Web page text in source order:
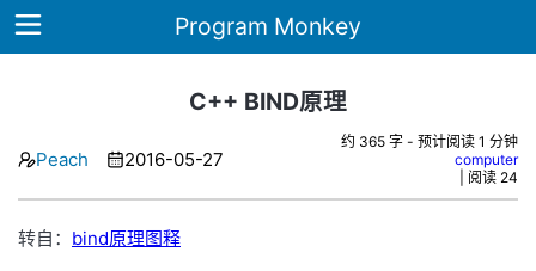
Program Monkey
Home
C++ BIND原理
Peach 2016-05-27
约 365 字 - 预计阅读 1 分钟
computer
| 阅读 24
转自： bind原理图释